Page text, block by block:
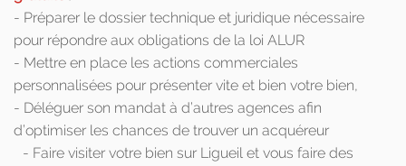
- Préparer le dossier technique et juridique nécessaire
pour répondre aux obligations de la loi ALUR
- Mettre en place les actions commerciales
personnalisées pour présenter vite et bien votre bien,
- Déléguer son mandat à d’autres agences afin
d’optimiser les chances de trouver un acquéreur
- Faire visiter votre bien sur Ligueil et vous faire des